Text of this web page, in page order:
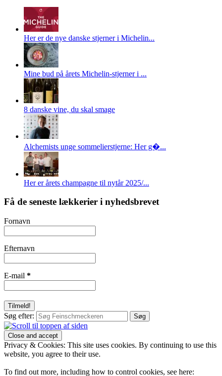
Her er de nye danske stjerner i Michelin...
Mine bud på årets Michelin-stjerner i ...
8 danske vine, du skal smage
Alchemists unge sommelierstjerne: Her g�...
Her er årets champagne til nytår 2025/...
Få de seneste lækkerier i nyhedsbrevet
Fornavn
Efternavn
E-mail *
Søg efter:
Privacy & Cookies: This site uses cookies. By continuing to use this
website, you agree to their use.
To find out more, including how to control cookies, see here: